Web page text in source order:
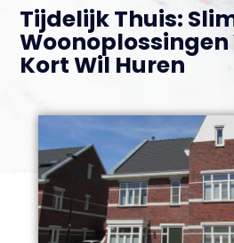
Tijdelijk Thuis:
Woonoplossingen
Kort Wil Huren